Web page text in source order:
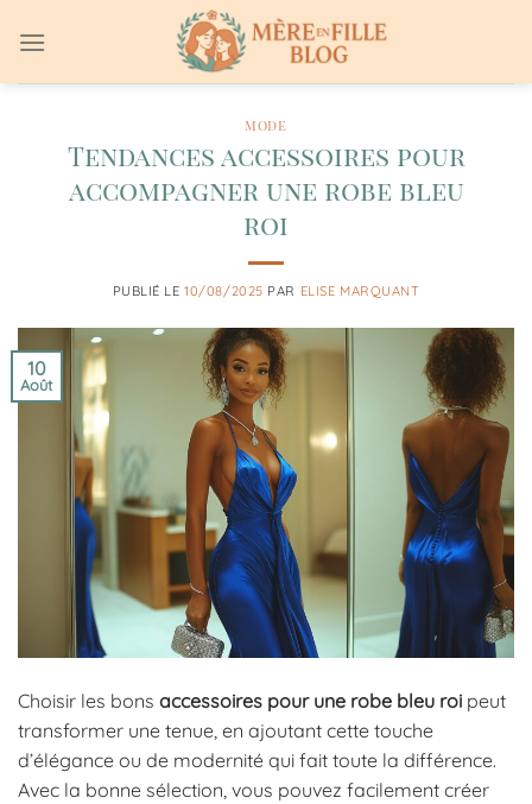
au
MODE
Tendances accessoires pour
accompagner une robe bleu
roi
PUBLIÉ LE10/08/2025 PAR ELISE MARQUANT
10
Août
Choisir les bons accessoires pour une robe bleu roi peut
transformer une tenue, en ajoutant cette touche
d’élégance ou de modernité qui fait toute la différence.
Avec la bonne sélection, vous pouvez facilement créer